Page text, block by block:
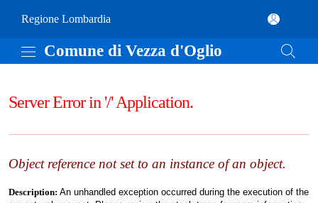
Comune di Vezza d'Oglio
Regione Lombardia
Comune di Vezza d'Oglio
Server Error in '/' Application.
Object reference not set to an instance of an object.
Description: An unhandled exception occurred during the execution of the